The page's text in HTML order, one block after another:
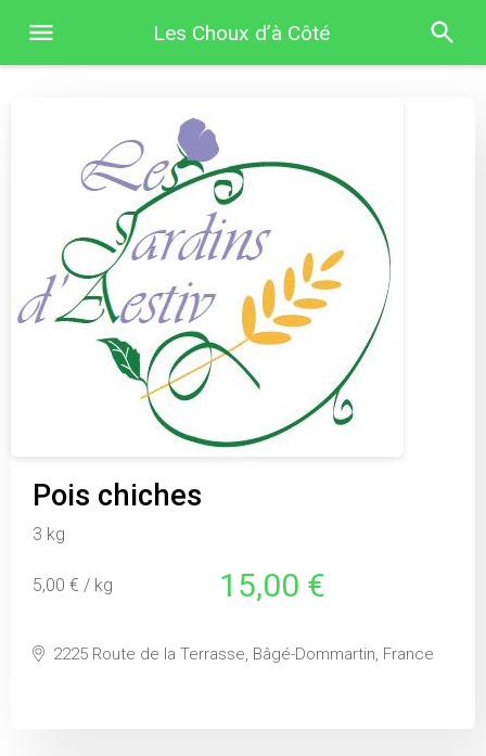
Les Choux d’à Côté
Pois chiches
3 kg
5,00 € / kg 15,00 €
2225 Route de la Terrasse, Bâgé-Dommartin, France